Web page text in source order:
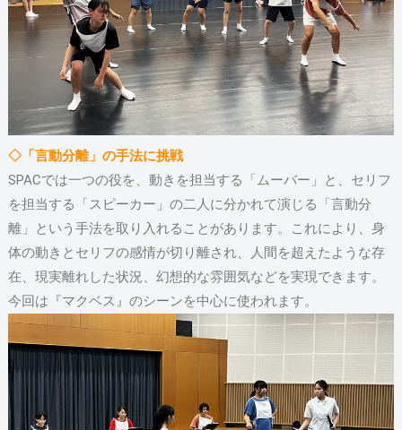
◇「言動分離」の手法に挑戦
SPACでは一つの役を、動きを担当する「ムーバー」と、セリフ
を担当する「スピーカー」の二人に分かれて演じる「言動分
離」という手法を取り入れることがあります。これにより、身
体の動きとセリフの感情が切り離され、人間を超えたような存
在、現実離れした状況、幻想的な雰囲気などを実現できます。
今回は『マクベス』のシーンを中心に使われます。